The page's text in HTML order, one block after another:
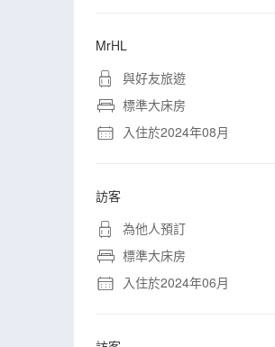
MrHL
與好友旅遊
標準大床房
入住於2024年08月
訪客
為他人預訂
標準大床房
入住於2024年06月